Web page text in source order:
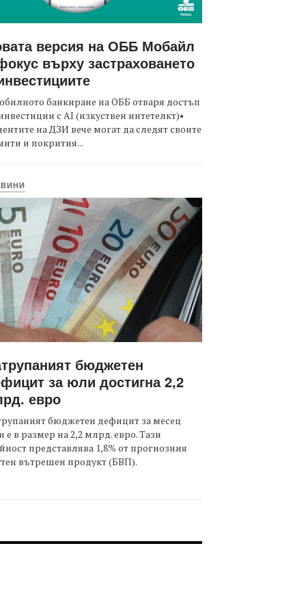
версия на ОББ Мобайл
върху застраховането
банкиране на ОББ отваря достъп
с AI (изкуствен интетелкт)•
на ДЗИ вече могат да следят своите
и покрития...
бюджетен
за юли достигна 2,2
евро
бюджетен дефицит за месец
е в размер на 2,2 млрд. евро. Тази
представлява 1,8% от прогнозния
вътрешен продукт (БВП).